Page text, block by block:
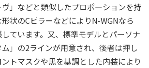
ヴ」などと類似したプロポーションを持
状のCピラーなどによりN-WGNなら
ています。又、標準モデルとパーソナ
」の2ラインが用意され、後者は押し
トマスクや黒を基調とした内装により